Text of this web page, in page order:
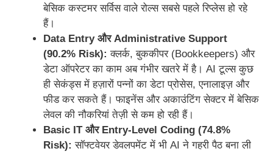
बेसिक कस्टमर सर्विस वाले रोल्स सबसे पहले रिप्लेस हो रहे
हैं।
Data Entry और Administrative Support
(90.2% Risk): क्लर्क, बुककीपर (Bookkeepers) और
डेटा ऑपरेटर का काम अब गंभीर खतरे में है। AI टूल्स कुछ
ही सेकंड्स में हज़ारों पन्नों का डेटा प्रोसेस, एनालाइज़ और
फीड कर सकते हैं। फाइनेंस और अकाउंटिंग सेक्टर में बेसिक
लेवल की नौकरियां तेज़ी से कम हो रही हैं।
Basic IT और Entry-Level Coding (74.8%
Risk): सॉफ्टवेयर डेवलपमेंट में भी AI ने गहरी पैठ बना ली